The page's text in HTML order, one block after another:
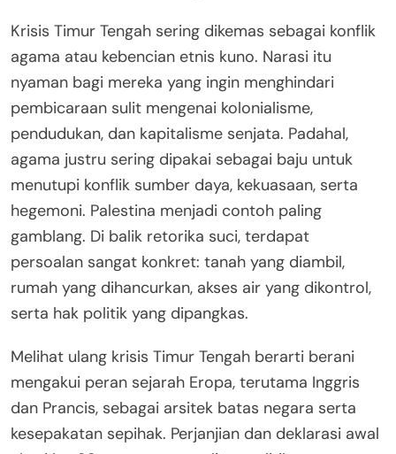
Krisis Timur Tengah sering dikemas sebagai konflik
agama atau kebencian etnis kuno. Narasi itu
nyaman bagi mereka yang ingin menghindari
pembicaraan sulit mengenai kolonialisme,
pendudukan, dan kapitalisme senjata. Padahal,
agama justru sering dipakai sebagai baju untuk
menutupi konflik sumber daya, kekuasaan, serta
hegemoni. Palestina menjadi contoh paling
gamblang. Di balik retorika suci, terdapat
persoalan sangat konkret: tanah yang diambil,
rumah yang dihancurkan, akses air yang dikontrol,
serta hak politik yang dipangkas.
Melihat ulang krisis Timur Tengah berarti berani
mengakui peran sejarah Eropa, terutama Inggris
dan Prancis, sebagai arsitek batas negara serta
kesepakatan sepihak. Perjanjian dan deklarasi awal